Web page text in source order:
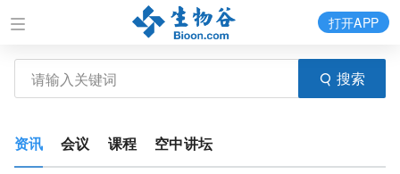
搜索
打开APP
资讯 会议 课程 空中讲坛